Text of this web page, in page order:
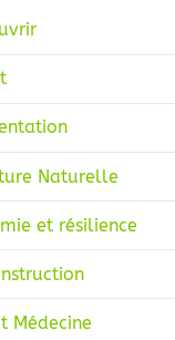
Naturelle
et résilience
Médecine